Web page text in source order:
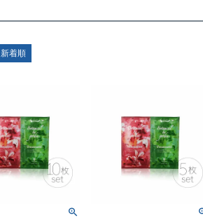
新着順